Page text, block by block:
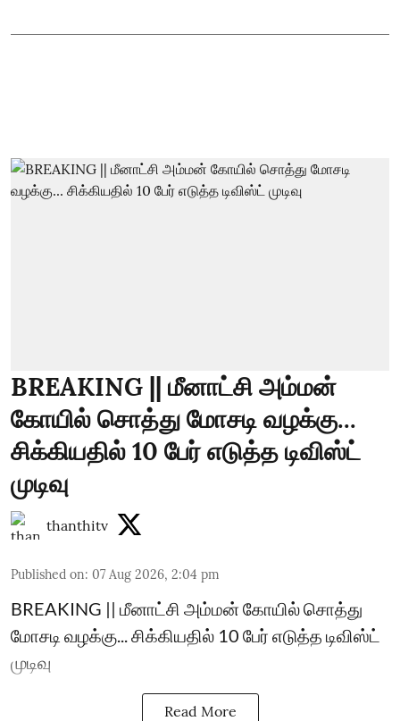
BREAKING || மீனாட்சி அம்மன்
கோயில் சொத்து மோசடி வழக்கு...
சிக்கியதில் 10 பேர் எடுத்த டிவிஸ்ட்
முடிவு
thanthitv
Published on: 07 Aug 2026, 2:04 pm
BREAKING || மீனாட்சி அம்மன் கோயில் சொத்து
மோசடி வழக்கு... சிக்கியதில் 10 பேர் எடுத்த டிவிஸ்ட்
முடிவு
Read More